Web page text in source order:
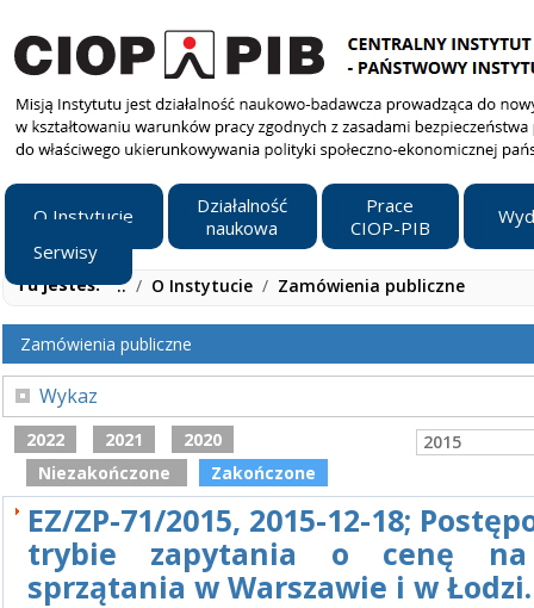
O Instytucie
Działalność
naukowa
Prace
CIOP-PIB
Serwisy
Tu jesteś: ../ O Instytucie / Zamówienia publiczne
Zamówienia publiczne
Wykaz
2022 2021 2020
2015
Niezakończone
Zakończone
EZ/ZP-71/2015, 2015-12-18;
trybie zapytania o cenę na
sprzątania w Warszawie i w Łodzi.